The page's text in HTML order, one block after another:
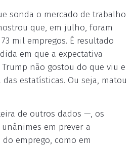
sonda o mercado de trabalho
que, em julho, foram
mil empregos. É resultado
em que a expectativa
Trump não gostou do que viu e
estatísticas. Ou seja, matou
de outros dados —, os
em prever a
emprego, como em